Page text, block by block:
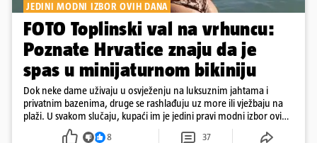
JEDINI MODNI IZBOR OVIH DANA
FOTO Toplinski val na vrhuncu:
Poznate Hrvatice znaju da je
spas u minijaturnom bikiniju
Dok neke dame uživaju u osvježenju na luksuznim jahtama i
privatnim bazenima, druge se rashlađuju uz more ili vježbaju na
plaži. U svakom slučaju, kupaći im je jedini pravi modni izbor ovih
8 37